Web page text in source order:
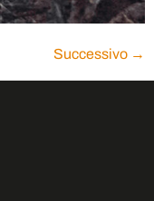
Successivo →